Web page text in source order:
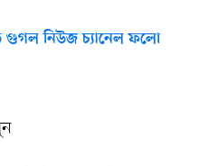
গুগল নিউজ চ্যানেল ফলো